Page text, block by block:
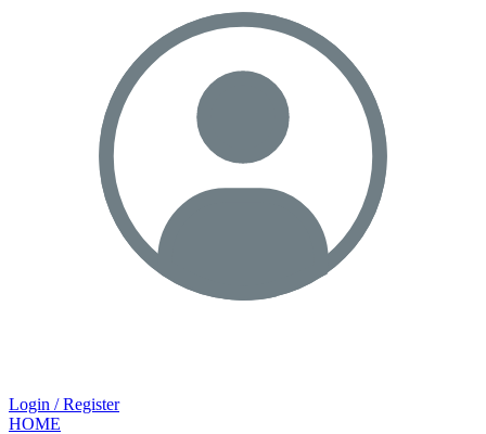
Login / Register
HOME